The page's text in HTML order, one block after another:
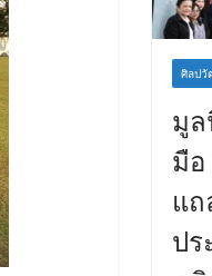
ศิลปวั
มู
มือ
แถ
ป